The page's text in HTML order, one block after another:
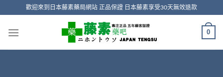
content
歡迎來到日本藤素藥局網站 正品保證 日本藤素享受30天無效退款
0